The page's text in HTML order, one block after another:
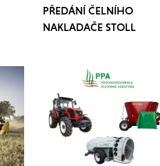
PŘEDÁNÍ ČELNÍHO
NAKLADAČE STOLL